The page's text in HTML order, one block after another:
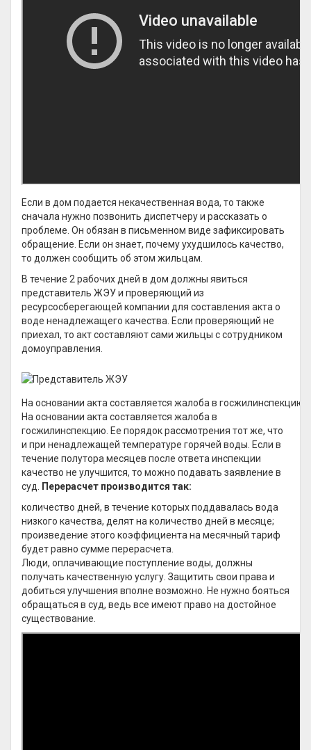
Если в дом подается некачественная вода, то также
сначала нужно позвонить диспетчеру и рассказать о
проблеме. Он обязан в письменном виде зафиксировать
обращение. Если он знает, почему ухудшилось качество,
то должен сообщить об этом жильцам.
В течение 2 рабочих дней в дом должны явиться
представитель ЖЭУ и проверяющий из
ресурсосберегающей компании для составления акта о
воде ненадлежащего качества. Если проверяющий не
приехал, то акт составляют сами жильцы с сотрудником
домоуправления.
На основании акта составляется жалоба в госжилинспекцию
На основании акта составляется жалоба в
госжилинспекцию. Ее порядок рассмотрения тот же, что
и при ненадлежащей температуре горячей воды. Если в
течение полутора месяцев после ответа инспекции
качество не улучшится, то можно подавать заявление в
суд.
Перерасчет производится так:
количество дней, в течение которых поддавалась вода
низкого качества, делят на количество дней в месяце;
произведение этого коэффициента на месячный тариф
будет равно сумме перерасчета.
Люди, оплачивающие поступление воды, должны
получать качественную услугу. Защитить свои права и
добиться улучшения вполне возможно. Не нужно бояться
обращаться в суд, ведь все имеют право на достойное
существование.